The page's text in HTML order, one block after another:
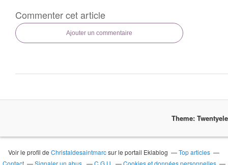
Commenter cet article
Ajouter un commentaire
Theme:
Voir le profil deChristaldesaintmarcsur le portail Eklablog
Top articles
Contact
Signaler un abus C.G.U. Cookies et données personnelles